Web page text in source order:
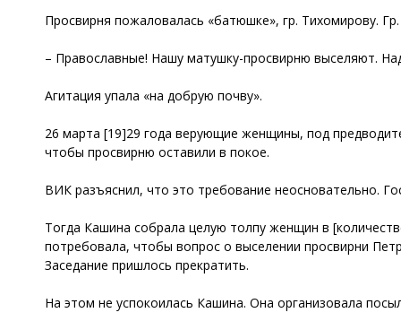
Просвирня пожаловалась «батюшке», гр. Тихомирову.
– Православные! Нашу матушку-просвирню выселяют.
Агитация упала «на добрую почву».
26 марта [19]29 года верующие женщины, под
чтобы просвирню оставили в покое.
ВИК разъяснил, что это требование неосновательно.
Тогда Кашина собрала целую толпу женщин в
потребовала, чтобы вопрос о выселении просвирни
Заседание пришлось прекратить.
На этом не успокоилась Кашина. Она организовала